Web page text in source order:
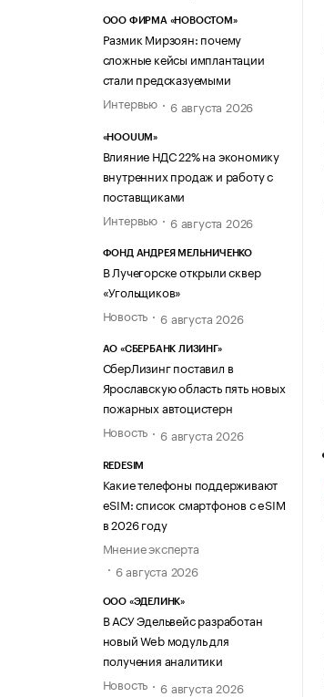
ООО ФИРМА «НОВОСТОМ»
Размик Мирзоян: почему
сложные кейсы имплантации
стали предсказуемыми
Интервью
6 августа 2026
«HOOUUM»
Влияние НДС 22% на экономику
внутренних продаж и работу с
поставщиками
Интервью
6 августа 2026
ФОНД АНДРЕЯ МЕЛЬНИЧЕНКО
В Лучегорске открыли сквер
«Угольщиков»
Новость
6 августа 2026
АО «СБЕРБАНК ЛИЗИНГ»
СберЛизинг поставил в
Ярославскую область пять новых
пожарных автоцистерн
Новость
6 августа 2026
REDESIM
Какие телефоны поддерживают
eSIM: список смартфонов с eSIM
в 2026 году
Мнение эксперта
6 августа 2026
ООО «ЭДЕЛИНК»
В АСУ Эдельвейс разработан
новый Web модуль для
получения аналитики
Новость
6 августа 2026